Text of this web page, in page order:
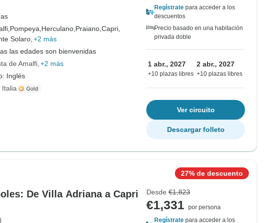
Pompeya, Herculano, Praiano, Capri,
Solaro, +2 más
las edades son bienvenidas
de Amalfi +2 más
Inglés
Italia
Regístrate para acceder a los
descuentos
Precio basado en una habitación
privada doble
1 abr., 2027
+10 plazas libres
2 abr., 2027
+10 plazas libres
Ver circuito
Descargar folleto
De Villa Adriana a Capri
27% de descuento
Desde €1,823
€1,331 por persona
Regístrate para acceder a los